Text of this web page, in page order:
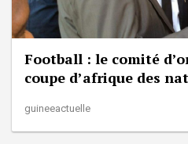
Football : le comité
coupe d’afrique des
guineeactuelle